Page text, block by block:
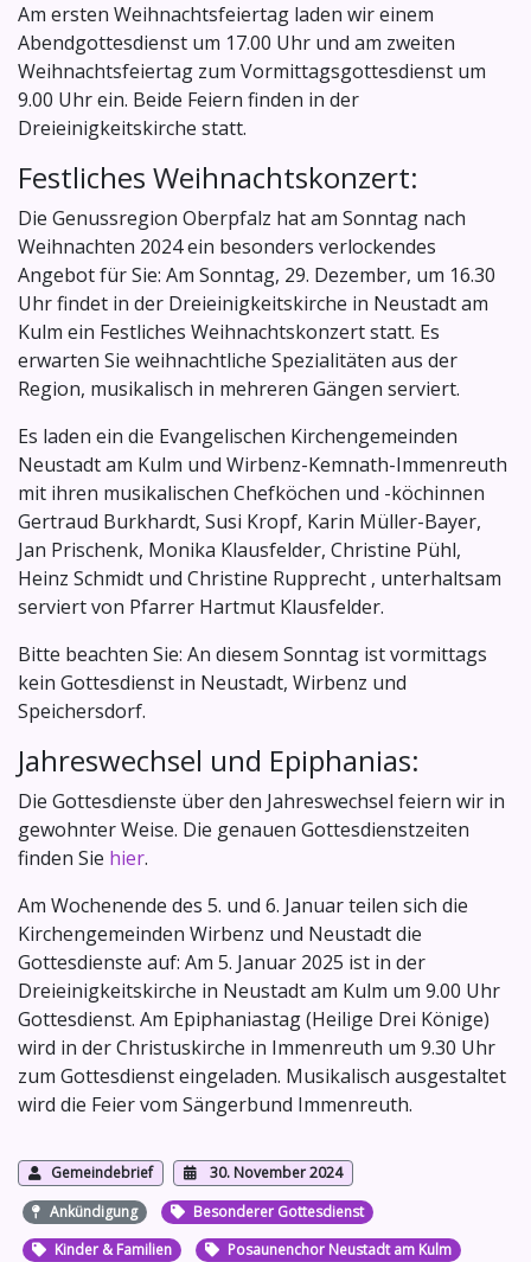
Am ersten Weihnachtsfeiertag laden wir einem
Abendgottesdienst um 17.00 Uhr und am zweiten
Weihnachtsfeiertag zum Vormittagsgottesdienst um
9.00 Uhr ein. Beide Feiern finden in der
Dreieinigkeitskirche statt.
Festliches Weihnachtskonzert:
Die Genussregion Oberpfalz hat am Sonntag nach
Weihnachten 2024 ein besonders verlockendes
Angebot für Sie: Am Sonntag, 29. Dezember, um 16.30
Uhr findet in der Dreieinigkeitskirche in Neustadt am
Kulm ein Festliches Weihnachtskonzert statt. Es
erwarten Sie weihnachtliche Spezialitäten aus der
Region, musikalisch in mehreren Gängen serviert.
Es laden ein die Evangelischen Kirchengemeinden
Neustadt am Kulm und Wirbenz-Kemnath-Immenreuth
mit ihren musikalischen Chefköchen und -köchinnen
Gertraud Burkhardt, Susi Kropf, Karin Müller-Bayer,
Jan Prischenk, Monika Klausfelder, Christine Pühl,
Heinz Schmidt und Christine Rupprecht , unterhaltsam
serviert von Pfarrer Hartmut Klausfelder.
Bitte beachten Sie: An diesem Sonntag ist vormittags
kein Gottesdienst in Neustadt, Wirbenz und
Speichersdorf.
Jahreswechsel und Epiphanias:
Die Gottesdienste über den Jahreswechsel feiern wir in
gewohnter Weise. Die genauen Gottesdienstzeiten
finden Sie hier.
Am Wochenende des 5. und 6. Januar teilen sich die
Kirchengemeinden Wirbenz und Neustadt die
Gottesdienste auf: Am 5. Januar 2025 ist in der
Dreieinigkeitskirche in Neustadt am Kulm um 9.00 Uhr
Gottesdienst. Am Epiphaniastag (Heilige Drei Könige)
wird in der Christuskirche in Immenreuth um 9.30 Uhr
zum Gottesdienst eingeladen. Musikalisch ausgestaltet
wird die Feier vom Sängerbund Immenreuth.
Gemeindebrief
30. November 2024
Ankündigung
Besonderer Gottesdienst
Kinder & Familien
Posaunenchor Neustadt am Kulm